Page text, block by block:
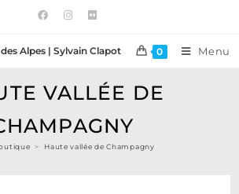
Alpes | Sylvain Clapot 0 Menu
VALLÉE DE
> Haute vallée de Champagny